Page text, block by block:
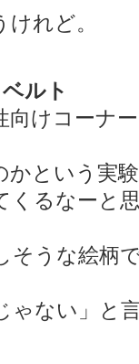
けれど。
ルト
けコーナ
かという実
るなーと
そうな絵柄
ゃない」と